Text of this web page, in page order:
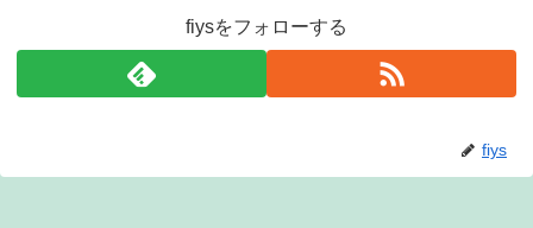
fiysをフォローする
fiys